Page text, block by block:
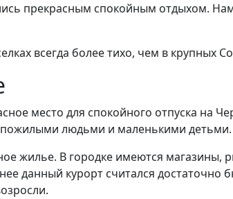
прекрасным спокойным отдыхом.
всегда более тихо, чем в крупных
место для спокойного отпуска на
пожилыми людьми и маленькими детьми.
жилье. В городке имеются
данный курорт считался